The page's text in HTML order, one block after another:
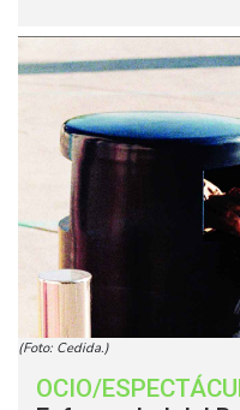
(Foto: Cedida.)
OCIO/